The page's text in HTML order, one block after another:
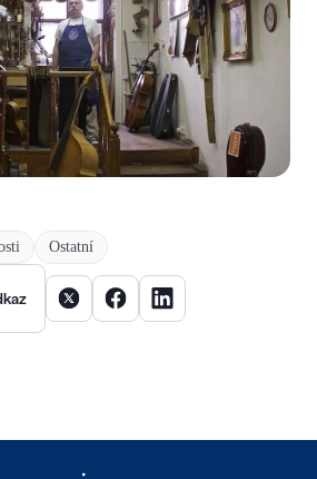
Ostatní
Sdílet článek na X
Sdílet článek na Facebooku
Sdílet článek na